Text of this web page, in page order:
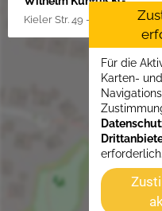
Kieler Str. 49 - 51, 25451
Für die
Karten- und
erforderlich.